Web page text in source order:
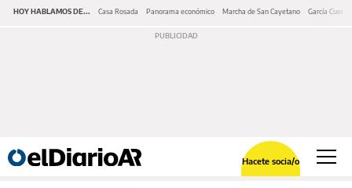
HOY HABLAMOS DE... Casa Rosada Panorama económico Marcha de San Cayetano García Cuerva
Hacete socia/o